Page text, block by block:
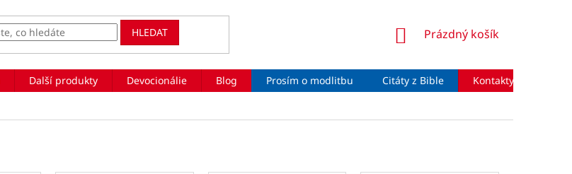
HLEDAT
NÁKUPNÍ
Prázdný košík
Další produkty Devocionálie Blog Prosím o modlitbu Citáty z Bible Kontakty